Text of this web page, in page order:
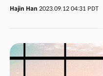
8월 현재 차터는 미국 2위 스트리밍
미국 방송 업계에서는 이번 합의에
시장을 장악했던 시대는 가고 스트
미디어 체재(케이블TV, 위성방송 등
현실이라는 것이다.
Hajin Han 2023.09.12 04:31 PDT